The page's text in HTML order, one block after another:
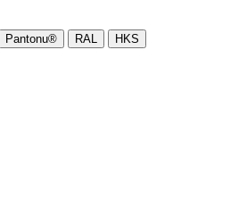
Pantonu® RAL HKS